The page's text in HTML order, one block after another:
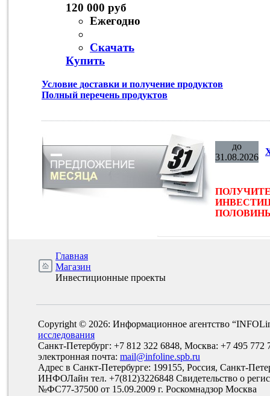
120 000 руб
Ежегодно
Скачать
Купить
Условие доставки и получение продуктов
Полный перечень продуктов
до
31.08.2026
ПОЛОВИНЫ
Главная
Магазин
Инвестиционные проекты
Copyright © 2026: Информационное агентство
исследования
Санкт-Петербург: +7 812 322 6848, Москва: +7 495 772
электронная почта: mail@infoline.spb.ru
Адрес в Санкт-Петербурге: 199155, Россия, Санкт-
ИНФОЛайн тел. +7(812)3226848 Свидетельство о
№ФС77-37500 от 15.09.2009 г. Роскомнадзор Москва